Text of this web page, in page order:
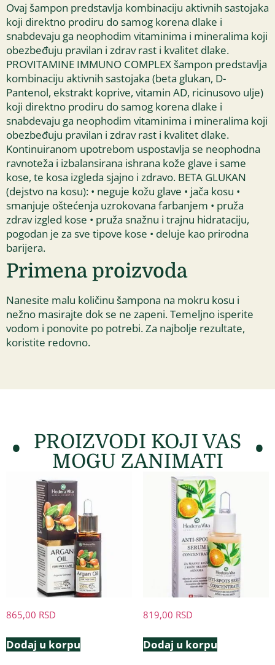
Ovaj šampon predstavlja kombinaciju aktivnih sastojaka
koji direktno prodiru do samog korena dlake i
snabdevaju ga neophodim vitaminima i mineralima koji
obezbeđuju pravilan i zdrav rast i kvalitet dlake.
PROVITAMINE IMMUNO COMPLEX šampon predstavlja
kombinaciju aktivnih sastojaka (beta glukan, D-
Pantenol, ekstrakt koprive, vitamin AD, ricinusovo ulje)
koji direktno prodiru do samog korena dlake i
snabdevaju ga neophodim vitaminima i mineralima koji
obezbeđuju pravilan i zdrav rast i kvalitet dlake.
Kontinuiranom upotrebom uspostavlja se neophodna
ravnoteža i izbalansirana ishrana kože glave i same
kose, te kosa izgleda sjajno i zdravo. BETA GLUKAN
(dejstvo na kosu): • neguje kožu glave • jača kosu •
smanjuje oštećenja uzrokovana farbanjem • pruža
zdrav izgled kose • pruža snažnu i trajnu hidrataciju,
pogodan je za sve tipove kose • deluje kao prirodna
barijera.
Primena proizvoda
Nanesite malu količinu šampona na mokru kosu i
nežno masirajte dok se ne zapeni. Temeljno isperite
vodom i ponovite po potrebi. Za najbolje rezultate,
koristite redovno.
PROIZVODI KOJI VAS
MOGU ZANIMATI
865,00 RSD
Dodaj u korpu
819,00 RSD
Dodaj u korpu